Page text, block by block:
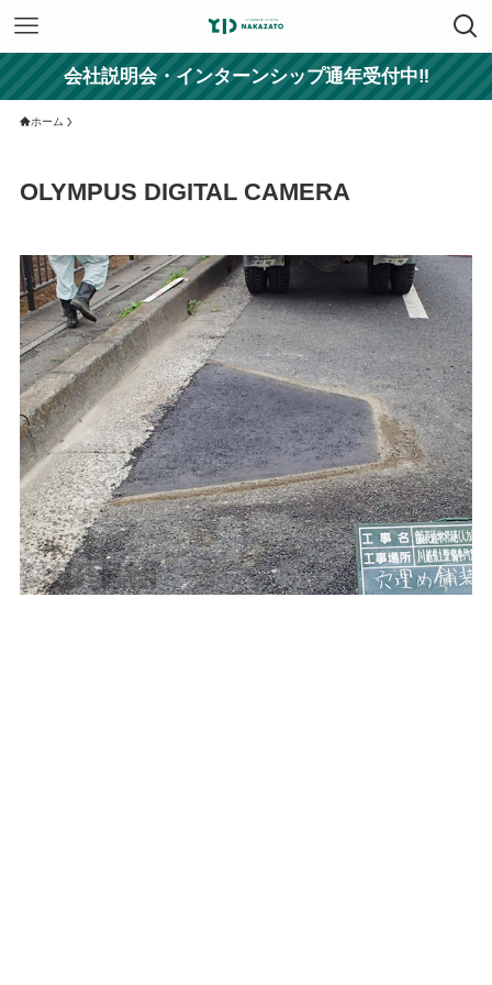
会社説明会・インターンシップ通年受付中‼
ホーム
OLYMPUS DIGITAL CAMERA